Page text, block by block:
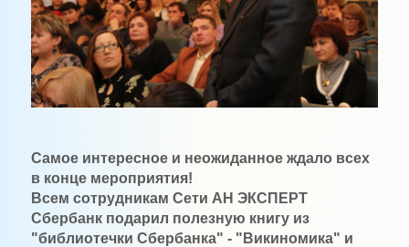
Самое интересное и неожиданное ждало всех
в конце мероприятия!
Всем сотрудникам Сети АН ЭКСПЕРТ
Сбербанк подарил полезную книгу из
"библиотечки Сбербанка" - "Викиномика" и